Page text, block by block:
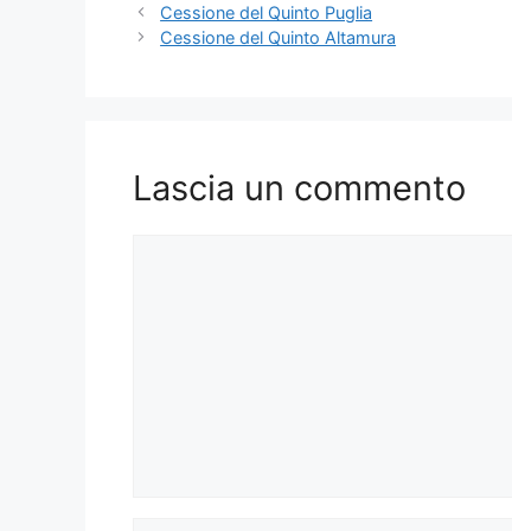
Cessione del Quinto Puglia
Cessione del Quinto Altamura
Lascia un commento